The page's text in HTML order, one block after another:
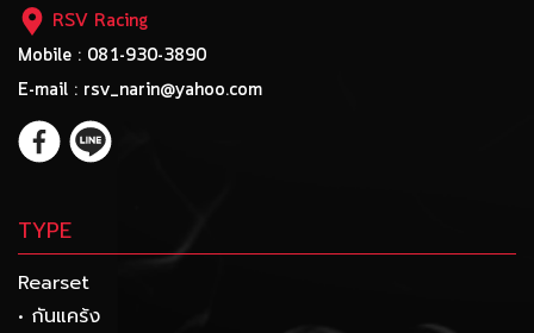
RSV Racing
Mobile : 081-930-3890
E-mail : rsv_narin@yahoo.com
TYPE
Rearset
• กันแคร้ง